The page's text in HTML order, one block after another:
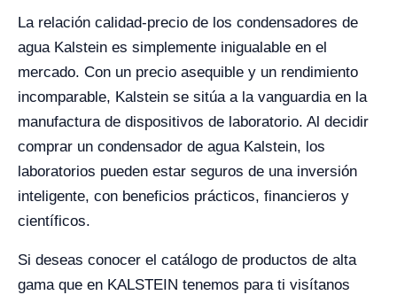
La relación calidad-precio de los condensadores de
agua Kalstein es simplemente inigualable en el
mercado. Con un precio asequible y un rendimiento
incomparable, Kalstein se sitúa a la vanguardia en la
manufactura de dispositivos de laboratorio. Al decidir
comprar un condensador de agua Kalstein, los
laboratorios pueden estar seguros de una inversión
inteligente, con beneficios prácticos, financieros y
científicos.
Si deseas conocer el catálogo de productos de alta
gama que en KALSTEIN tenemos para ti visítanos